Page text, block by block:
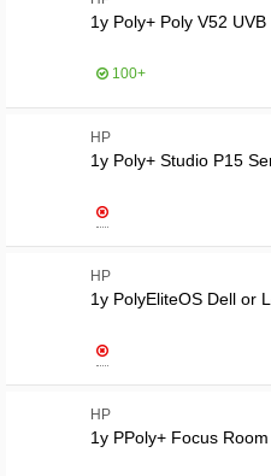
1y Poly+ Poly V52 UVB
100+
HP
1y Poly+ Studio P15
HP
1y PolyEliteOS Dell or
HP
1y PPoly+ Focus